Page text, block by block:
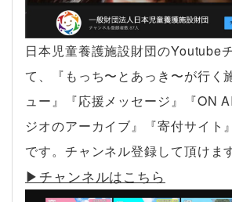
日本児童養護施設財団のYoutube
て、『もっち〜とあっき〜が行く
ュー』『応援メッセージ』『ON
ジオのアーカイブ』『寄付サイト
です。チャンネル登録して頂けま
▶︎チャンネルはこちら